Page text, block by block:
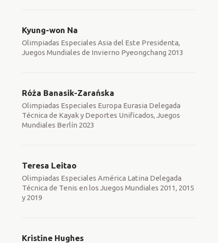
Kyung-won Na
Olimpiadas Especiales Asia del Este Presidenta,
Juegos Mundiales de Invierno Pyeongchang 2013
Róża Banasik-Zarańska
Olimpiadas Especiales Europa Eurasia Delegada
Técnica de Kayak y Deportes Unificados, Juegos
Mundiales Berlín 2023
Teresa Leitao
Olimpiadas Especiales América Latina Delegada
Técnica de Tenis en los Juegos Mundiales 2011, 2015
y 2019
Kristine Hughes